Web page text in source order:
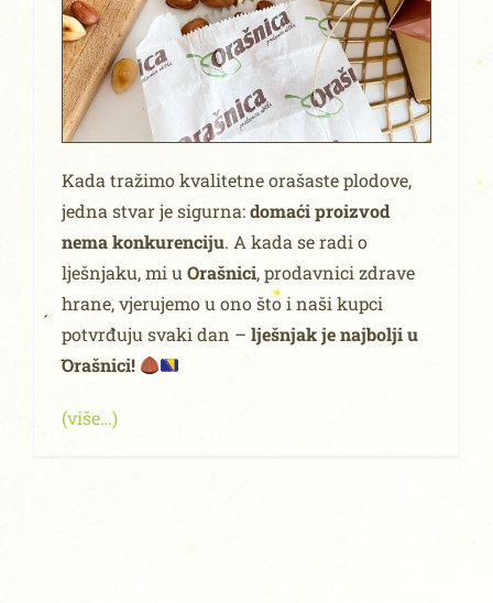
Kada tražimo kvalitetne orašaste plodove,
jedna stvar je sigurna:domaći proizvod
nema konkurenciju. A kada se radi o
lješnjaku, mi u Orašnici, prodavnici zdrave
hrane, vjerujemo u ono što i naši kupci
potvrđuju svaki dan – lješnjak je najbolji u
Orašnici!
(više…)